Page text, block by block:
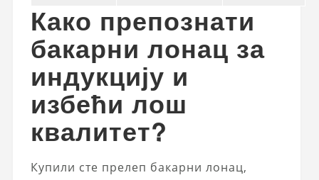
Како препознати
бакарни лонац за
индукцију и
избећи лош
квалитет?
Купили сте прелеп бакарни лонац,